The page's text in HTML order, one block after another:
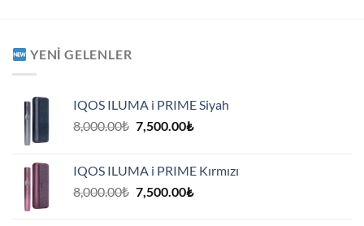
YENI GELENLER
IQOS ILUMA i PRIME Siyah
8,000.00₺ Orijinal
7,500.00₺Şu
7,500.00₺.
IQOS ILUMA i PRIME Kırmızı
8,000.00₺ Orijinal
7,500.00₺Şu